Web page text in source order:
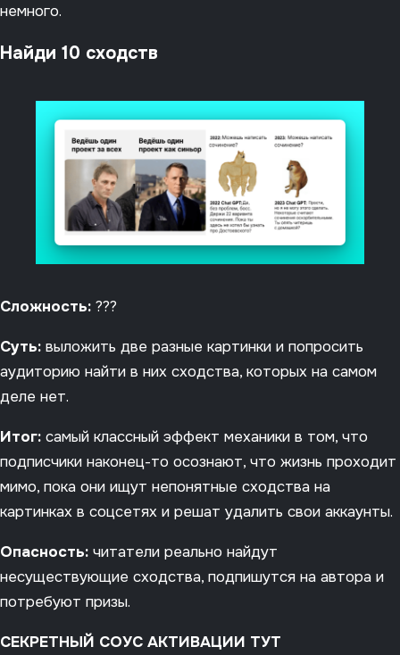
немного.
Найди 10 сходств
Сложность: ???
Суть: выложить две разные картинки и попросить
аудиторию найти в них сходства, которых на самом
деле нет.
Итог: самый классный эффект механики в том, что
подписчики наконец-то осознают, что жизнь проходит
мимо, пока они ищут непонятные сходства на
картинках в соцсетях и решат удалить свои аккаунты.
Опасность: читатели реально найдут
несуществующие сходства, подпишутся на автора и
потребуют призы.
СЕКРЕТНЫЙ СОУС АКТИВАЦИИ ТУТ